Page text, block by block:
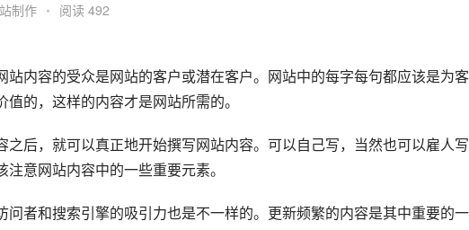
制作 • 阅读 492
内容的受众是网站的客户或潜在客户。网站中的每字每句都应该是为
的，这样的内容才是网站所需的。
后，就可以真正地开始撰写网站内容。可以自己写，当然也可以雇人
意网站内容中的一些重要元素。
者和搜索引擎的吸引力也是不一样的。更新频繁的内容是其中重要的一